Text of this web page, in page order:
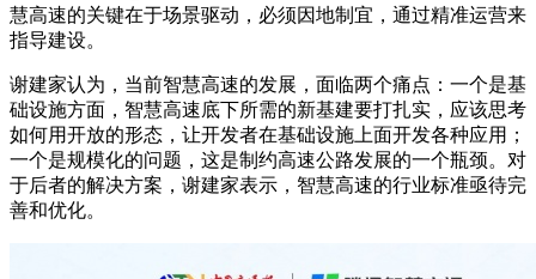
慧高速的关键在于场景驱动，必须因地制宜，通过精准运营来
指导建设。
谢建家认为，当前智慧高速的发展，面临两个痛点：一个是基
础设施方面，智慧高速底下所需的新基建要打扎实，应该思考
如何用开放的形态，让开发者在基础设施上面开发各种应用；
一个是规模化的问题，这是制约高速公路发展的一个瓶颈。对
于后者的解决方案，谢建家表示，智慧高速的行业标准亟待完
善和优化。